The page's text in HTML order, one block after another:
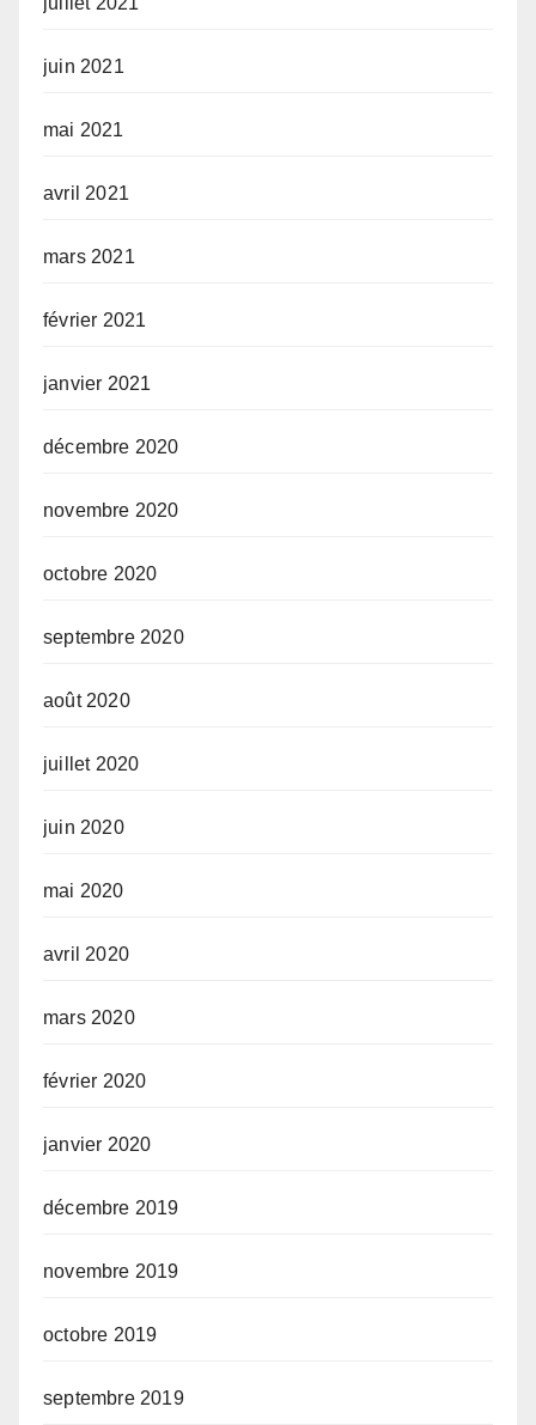
juin 2021
mai 2021
avril 2021
mars 2021
février 2021
janvier 2021
décembre 2020
novembre 2020
octobre 2020
septembre 2020
août 2020
juillet 2020
juin 2020
mai 2020
avril 2020
mars 2020
février 2020
janvier 2020
décembre 2019
novembre 2019
octobre 2019
septembre 2019